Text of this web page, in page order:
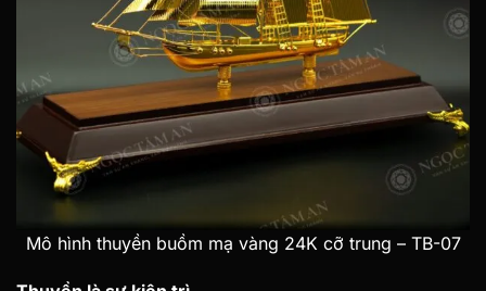
Mô hình thuyền buồm mạ vàng 24K cỡ trung – TB-07